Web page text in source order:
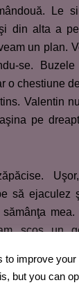
Le
din alta a
un plan.
se.
o chestiune
Valentin
pe
să ejaculez
scos un
să
to improve
but you can